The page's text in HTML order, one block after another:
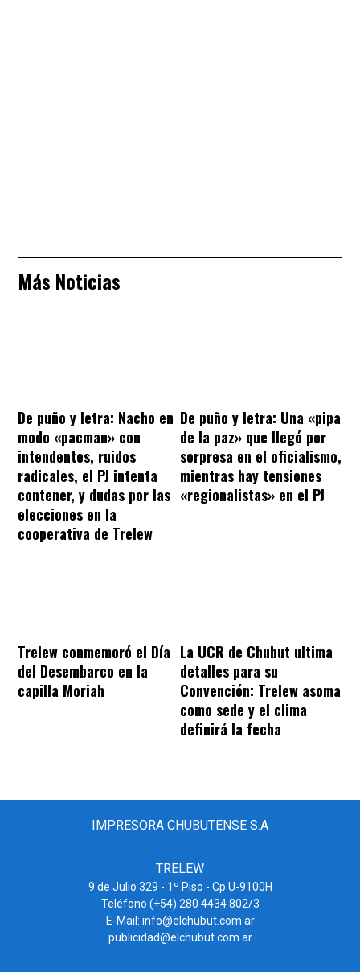
Más Noticias
De puño y letra: Nacho en
modo «pacman» con
intendentes, ruidos
radicales, el PJ intenta
contener, y dudas por las
elecciones en la
cooperativa de Trelew
De puño y letra: Una «pipa
de la paz» que llegó por
sorpresa en el oficialismo,
mientras hay tensiones
«regionalistas» en el PJ
Trelew conmemoró el Día
del Desembarco en la
capilla Moriah
La UCR de Chubut ultima
detalles para su
Convención: Trelew asoma
como sede y el clima
definirá la fecha
IMPRESORA CHUBUTENSE S.A
TRELEW
9 de Julio 329 - 1º Piso - Cp U-9100H
Teléfono (+54) 280 4434 802/3
E-Mail: info@elchubut.com.ar
publicidad@elchubut.com.ar